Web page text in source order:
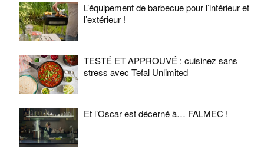
L’équipement de barbecue pour l’intérieur et
l’extérieur !
TESTÉ ET APPROUVÉ : cuisinez sans
stress avec Tefal Unlimited
Et l’Oscar est décerné à… FALMEC !